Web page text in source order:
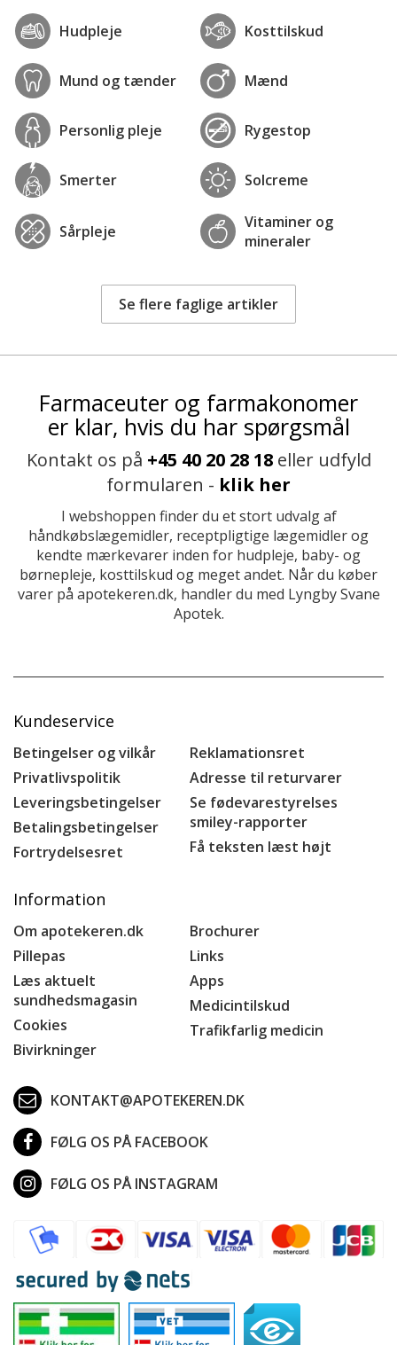
Hudpleje Kosttilskud
Mund og tænder Mænd
Personlig pleje Rygestop
Smerter Solcreme
Sårpleje
Vitaminer og
mineraler
Se flere faglige artikler
Farmaceuter og farmakonomer
er klar, hvis du har spørgsmål
Kontakt os på +45 40 20 28 18eller udfyld
formularen - klik her
I webshoppen finder du et stort udvalg af
håndkøbslægemidler, receptpligtige lægemidler og
kendte mærkevarer inden for hudpleje, baby- og
børnepleje, kosttilskud og meget andet. Når du køber
varer på apotekeren.dk, handler du med Lyngby Svane
Apotek.
Kundeservice
Betingelser og vilkår
Privatlivspolitik
Leveringsbetingelser
Betalingsbetingelser
Fortrydelsesret
Reklamationsret
Adresse til returvarer
Se fødevarestyrelses
smiley-rapporter
Få teksten læst højt
Information
Om apotekeren.dk
Pillepas
Læs aktuelt
sundhedsmagasin
Cookies
Bivirkninger
Brochurer
Links
Apps
Medicintilskud
Trafikfarlig medicin
KONTAKT@APOTEKEREN.DK
FØLG OS PÅ FACEBOOK
FØLG OS PÅ INSTAGRAM